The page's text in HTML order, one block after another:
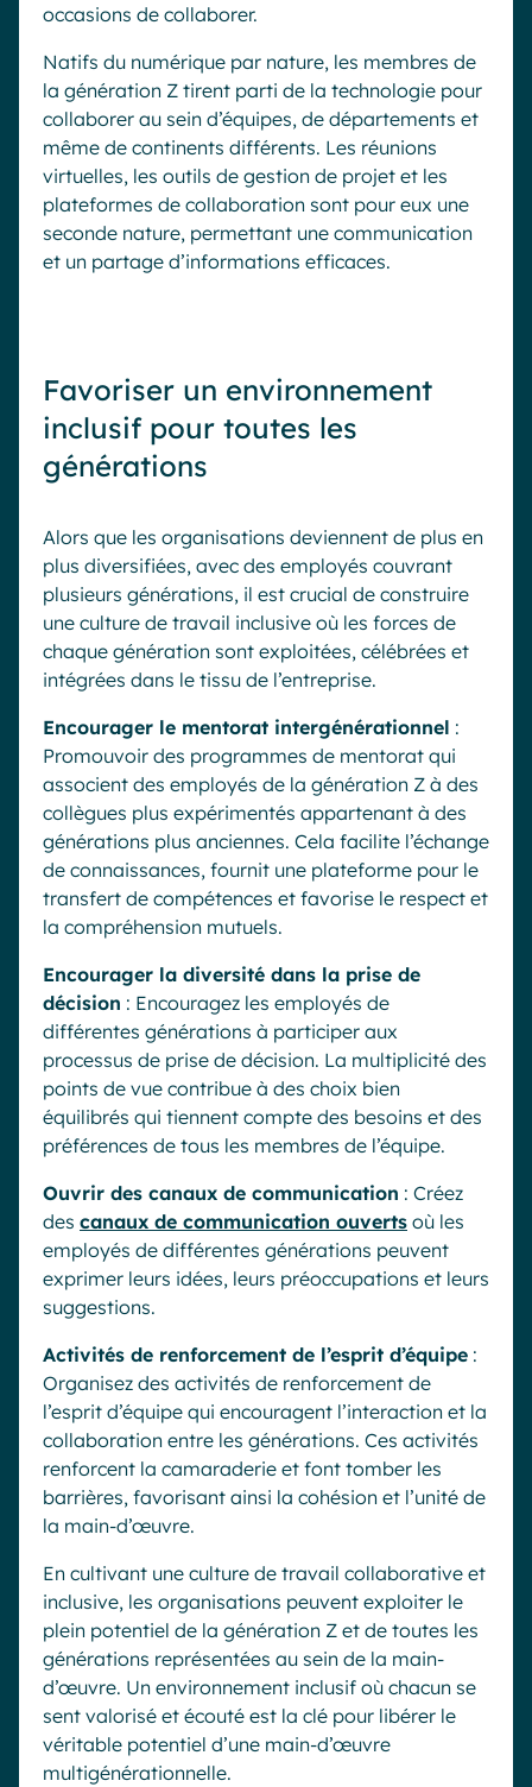
occasions de collaborer.
Natifs du numérique par nature, les membres de
la génération Z tirent parti de la technologie pour
collaborer au sein d’équipes, de départements et
même de continents différents. Les réunions
virtuelles, les outils de gestion de projet et les
plateformes de collaboration sont pour eux une
seconde nature, permettant une communication
et un partage d’informations efficaces.
Favoriser un environnement
inclusif pour toutes les
générations
Alors que les organisations deviennent de plus en
plus diversifiées, avec des employés couvrant
plusieurs générations, il est crucial de construire
une culture de travail inclusive où les forces de
chaque génération sont exploitées, célébrées et
intégrées dans le tissu de l’entreprise.
Encourager le mentorat intergénérationnel :
Promouvoir des programmes de mentorat qui
associent des employés de la génération Z à des
collègues plus expérimentés appartenant à des
générations plus anciennes. Cela facilite l’échange
de connaissances, fournit une plateforme pour le
transfert de compétences et favorise le respect et
la compréhension mutuels.
Encourager la diversité dans la prise de
décision : Encouragez les employés de
différentes générations à participer aux
processus de prise de décision. La multiplicité des
points de vue contribue à des choix bien
équilibrés qui tiennent compte des besoins et des
préférences de tous les membres de l’équipe.
Ouvrir des canaux de communication : Créez
des canaux de communication ouverts où les
employés de différentes générations peuvent
exprimer leurs idées, leurs préoccupations et leurs
suggestions.
Activités de renforcement de l’esprit d’équipe :
Organisez des activités de renforcement de
l’esprit d’équipe qui encouragent l’interaction et la
collaboration entre les générations. Ces activités
renforcent la camaraderie et font tomber les
barrières, favorisant ainsi la cohésion et l’unité de
la main-d’œuvre.
En cultivant une culture de travail collaborative et
inclusive, les organisations peuvent exploiter le
plein potentiel de la génération Z et de toutes les
générations représentées au sein de la main-
d’œuvre. Un environnement inclusif où chacun se
sent valorisé et écouté est la clé pour libérer le
véritable potentiel d’une main-d’œuvre
multigénérationnelle.